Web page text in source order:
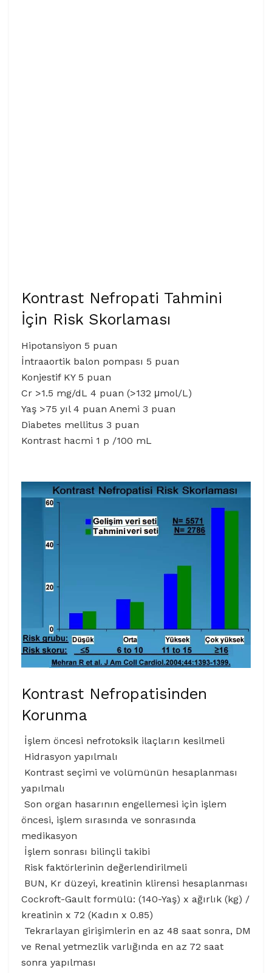
Kontrast Nefropati Tahmini
İçin Risk Skorlaması
Hipotansiyon 5 puan
İntraaortik balon pompası 5 puan
Konjestif KY 5 puan
Cr >1.5 mg/dL 4 puan (>132 μmol/L)
Yaş >75 yıl 4 puan Anemi 3 puan
Diabetes mellitus 3 puan
Kontrast hacmi 1 p /100 mL
Kontrast Nefropatisinden
Korunma
İşlem öncesi nefrotoksik ilaçların kesilmeli
Hidrasyon yapılmalı
Kontrast seçimi ve volümünün hesaplanması
yapılmalı
Son organ hasarının engellemesi için işlem
öncesi, işlem sırasında ve sonrasında
medikasyon
İşlem sonrası bilinçli takibi
Risk faktörlerinin değerlendirilmeli
BUN, Kr düzeyi, kreatinin klirensi hesaplanması
Cockroft-Gault formülü: (140-Yaş) x ağırlık (kg) /
kreatinin x 72 (Kadın x 0.85)
Tekrarlayan girişimlerin en az 48 saat sonra, DM
ve Renal yetmezlik varlığında en az 72 saat
sonra yapılması